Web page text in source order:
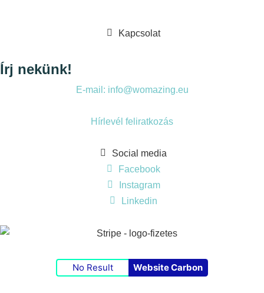
Kapcsolat
Írj nekünk!
E-mail: info@womazing.eu
Hírlevél feliratkozás
Social media
Facebook
Instagram
Linkedin
No Result Website Carbon